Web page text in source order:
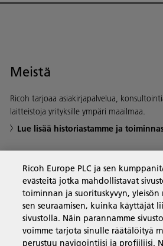
Meistä
Ricoh tarjoaa asiakirjapalvelua,
laitteistoja yrityksille ympäri maailmaa.
Lue lisää historiastamme ja
Yritysratkaisut
Tuotteet ja palvelut
Ricoh Europe PLC ja sen
evästeitä jotka mahdollistavat
toiminnan ja suorituskyvyn, yleisön
sen seuraamisen, kuinka käyttäjät
sivustolla. Näin parannamme
voimme tarjota sinulle räätälöityä
perustuu navigointiisi ja profiiliisi.